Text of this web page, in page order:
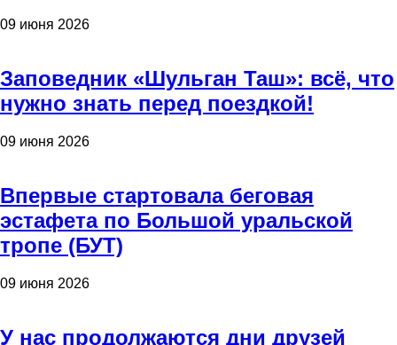
09 июня 2026
Заповедник «Шульган Таш»: всё, что
нужно знать перед поездкой!
09 июня 2026
Впервые стартовала беговая
эстафета по Большой уральской
тропе (БУТ)
09 июня 2026
У нас продолжаются дни друзей